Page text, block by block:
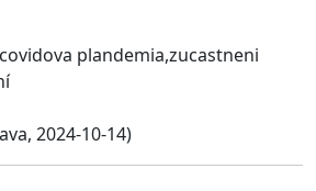
plandemia,zucastneni
2024-10-14)